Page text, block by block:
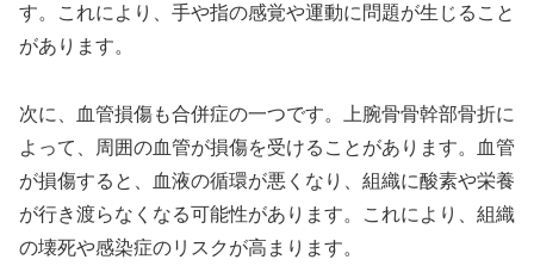
す。これにより、手や指の感覚や運動に問題が生じること
があります。
次に、血管損傷も合併症の一つです。上腕骨骨幹部骨折に
よって、周囲の血管が損傷を受けることがあります。血管
が損傷すると、血液の循環が悪くなり、組織に酸素や栄養
が行き渡らなくなる可能性があります。これにより、組織
の壊死や感染症のリスクが高まります。